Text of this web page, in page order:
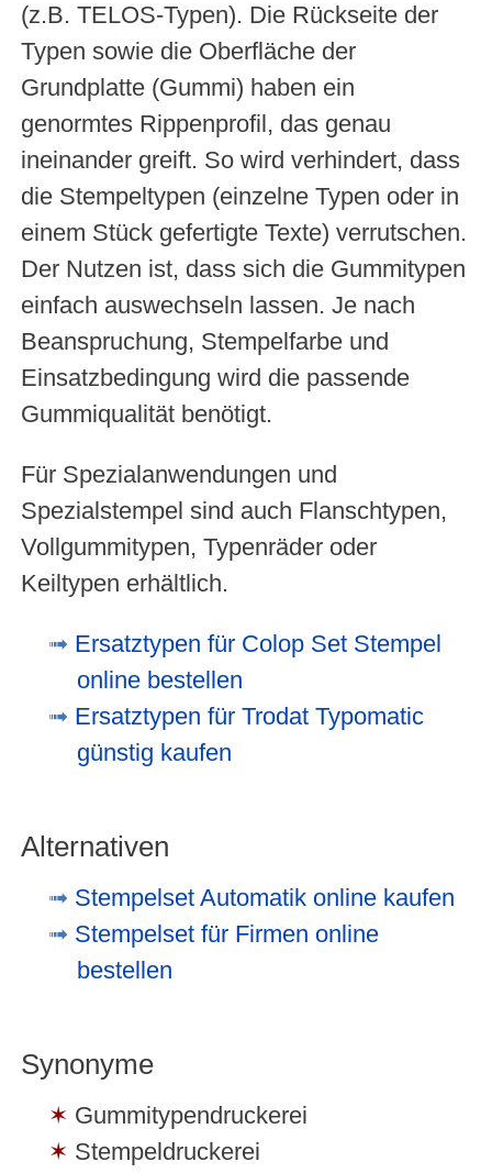
(z.B. TELOS-Typen). Die Rückseite der
Typen sowie die Oberfläche der
Grundplatte (Gummi) haben ein
genormtes Rippenprofil, das genau
ineinander greift. So wird verhindert, dass
die Stempeltypen (einzelne Typen oder in
einem Stück gefertigte Texte) verrutschen.
Der Nutzen ist, dass sich die Gummitypen
einfach auswechseln lassen. Je nach
Beanspruchung, Stempelfarbe und
Einsatzbedingung wird die passende
Gummiqualität benötigt.
Für Spezialanwendungen und
Spezialstempel sind auch Flanschtypen,
Vollgummitypen, Typenräder oder
Keiltypen erhältlich.
Ersatztypen für Colop Set Stempel
online bestellen
Ersatztypen für Trodat Typomatic
günstig kaufen
Alternativen
Stempelset Automatik online kaufen
Stempelset für Firmen online
bestellen
Synonyme
Gummitypendruckerei
Stempeldruckerei